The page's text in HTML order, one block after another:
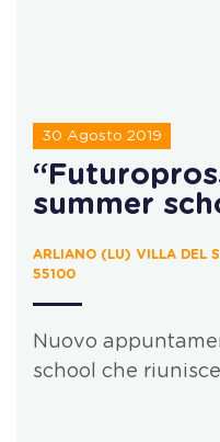
30 Agosto 2019
summer
ARLIANO (LU) VILLA DEL
55100
Nuovo
school che